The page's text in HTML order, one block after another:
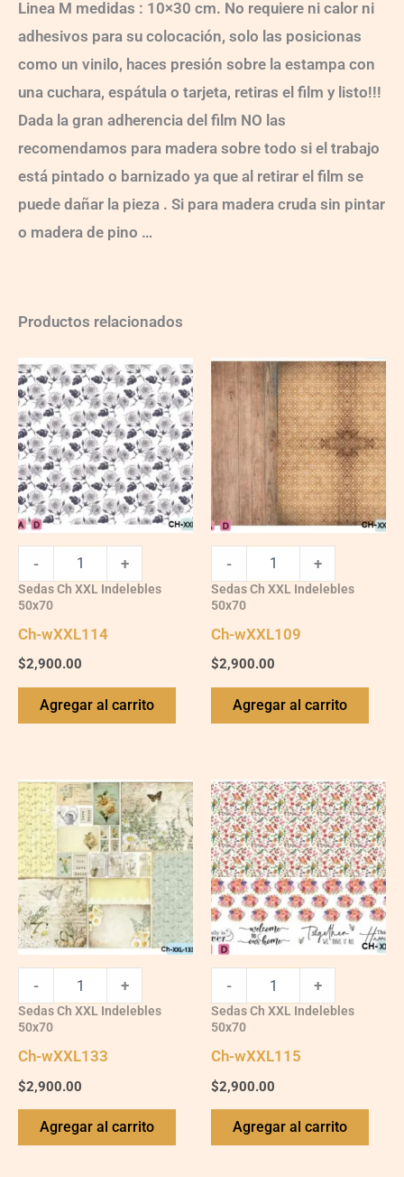
Linea M medidas : 10×30 cm. No requiere ni calor ni
adhesivos para su colocación, solo las posicionas
como un vinilo, haces presión sobre la estampa con
una cuchara, espátula o tarjeta, retiras el film y listo!!!
Dada la gran adherencia del film NO las
recomendamos para madera sobre todo si el trabajo
está pintado o barnizado ya que al retirar el film se
puede dañar la pieza . Si para madera cruda sin pintar
o madera de pino …
Productos relacionados
Ch-
wXXL114
quantity
- +
Sedas Ch XXL Indelebles
50x70
Ch-wXXL114
$2,900.00
Agregar al carrito
Ch-
wXXL109
quantity
- +
Sedas Ch XXL Indelebles
50x70
Ch-wXXL109
$2,900.00
Agregar al carrito
Ch-
wXXL133
quantity
- +
Sedas Ch XXL Indelebles
50x70
Ch-wXXL133
$2,900.00
Agregar al carrito
Ch-
wXXL115
quantity
- +
Sedas Ch XXL Indelebles
50x70
Ch-wXXL115
$2,900.00
Agregar al carrito